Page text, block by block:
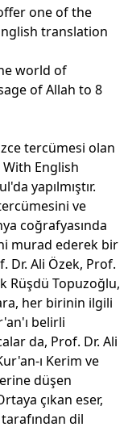
one of the
translation
world of
of Allah to 8
tercümesi olan
With English
yapılmıştır.
ve
coğrafyasında
murad ederek bir
Dr. Ali Özek, Prof.
Rüşdü Topuzoğlu,
her birinin ilgili
belirli
da, Prof. Dr. Ali
ı Kerim ve
düşen
çıkan eser,
dil